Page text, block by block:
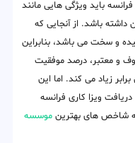
باید ویژگی هایی مانند
داشته باشد. از آنجایی که
و سخت می باشد، بنابراین
و معتبر، درصد موفقیت
زیاد می کند. اما این
ویزا کاری فرانسه
شاخص های بهترین موسسه